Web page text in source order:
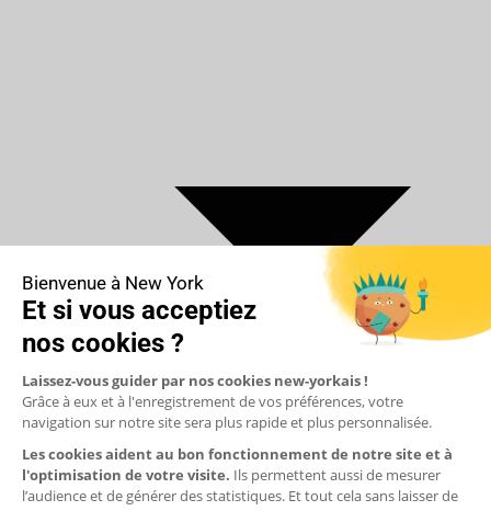
€ Euro
$ Dollar US
$ Dollar Canadien